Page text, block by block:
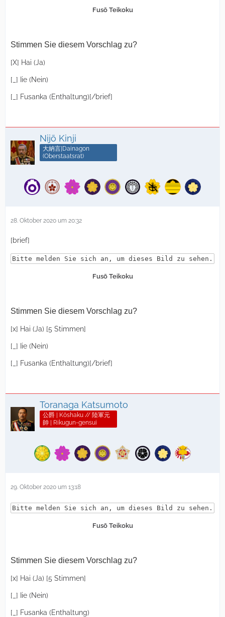
Fusō Teikoku
Stimmen Sie diesem Vorschlag zu?
[X] Hai (Ja)
[_] Iie (Nein)
[_] Fusanka (Enthaltung)[/brief]
Nijō Kinji
大納言|Dainagon
(Oberstaatsrat)
28. Oktober 2020 um 20:32
[brief]
Bitte melden Sie sich an, um dieses Bild zu sehen.
Fusō Teikoku
Stimmen Sie diesem Vorschlag zu?
[x] Hai (Ja) [5 Stimmen]
[_] Iie (Nein)
[_] Fusanka (Enthaltung)[/brief]
Toranaga Katsumoto
公爵 | Kōshaku // 陸軍元
帥 | Rikugun-gensui
29. Oktober 2020 um 13:18
Bitte melden Sie sich an, um dieses Bild zu sehen.
Fusō Teikoku
Stimmen Sie diesem Vorschlag zu?
[x] Hai (Ja) [5 Stimmen]
[_] Iie (Nein)
[_] Fusanka (Enthaltung)